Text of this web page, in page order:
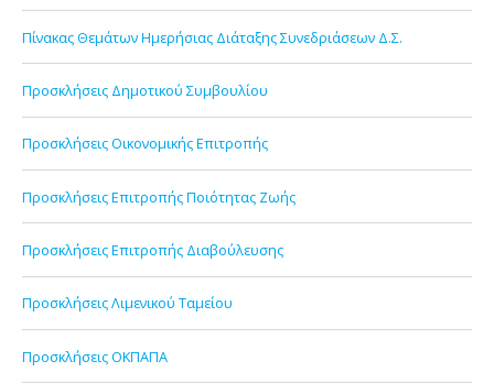
Πίνακας Θεμάτων Ημερήσιας Διάταξης Συνεδριάσεων Δ.Σ.
Προσκλήσεις Δημοτικού Συμβουλίου
Προσκλήσεις Οικονομικής Επιτροπής
Προσκλήσεις Επιτροπής Ποιότητας Ζωής
Προσκλήσεις Επιτροπής Διαβούλευσης
Προσκλήσεις Λιμενικού Ταμείου
Προσκλήσεις ΟΚΠΑΠΑ